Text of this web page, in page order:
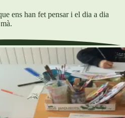
ens han fet pensar i el dia a dia